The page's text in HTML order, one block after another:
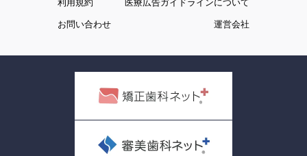
お問い合わせ
運営会社